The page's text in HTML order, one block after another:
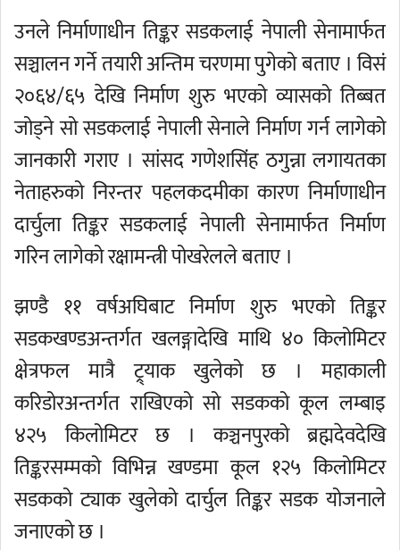
उनले निर्माणाधीन तिङ्कर सडकलाई नेपाली सेनामार्फत
सञ्चालन गर्ने तयारी अन्तिम चरणमा पुगेको बताए । विसं
२०६४/६५ देखि निर्माण शुरु भएको व्यासको तिब्बत
जोड्ने सो सडकलाई नेपाली सेनाले निर्माण गर्न लागेको
जानकारी गराए । सांसद गणेशसिंह ठगुन्ना लगायतका
नेताहरुको निरन्तर पहलकदमीका कारण निर्माणाधीन
दार्चुला तिङ्कर सडकलाई नेपाली सेनामार्फत निर्माण
गरिन लागेको रक्षामन्त्री पोखरेलले बताए ।
झण्डै ११ वर्षअघिबाट निर्माण शुरु भएको तिङ्कर
सडकखण्डअन्तर्गत खलङ्गादेखि माथि ४० किलोमिटर
क्षेत्रफल मात्रै ट्र्याक खुलेको छ । महाकाली
करिडोरअन्तर्गत राखिएको सो सडकको कूल लम्बाइ
४२५ किलोमिटर छ । कञ्चनपुरको ब्रह्मदेवदेखि
तिङ्करसम्मको विभिन्न खण्डमा कूल १२५ किलोमिटर
सडकको ट्याक खुलेको दार्चुल तिङ्कर सडक योजनाले
जनाएको छ ।